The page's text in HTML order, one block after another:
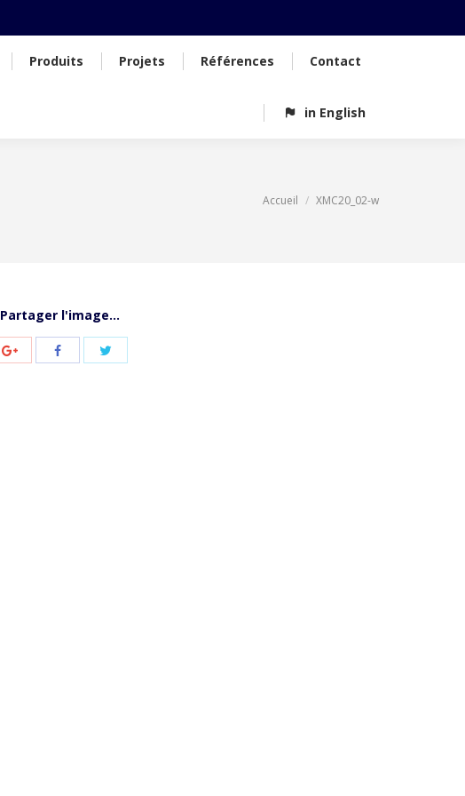
Produits Projets Références Contact
in English
Accueil XMC20_02-w
Partager l'image...